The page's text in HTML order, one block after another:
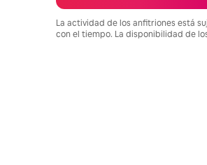
La actividad de los anfitriones está
con el tiempo. La disponibilidad de